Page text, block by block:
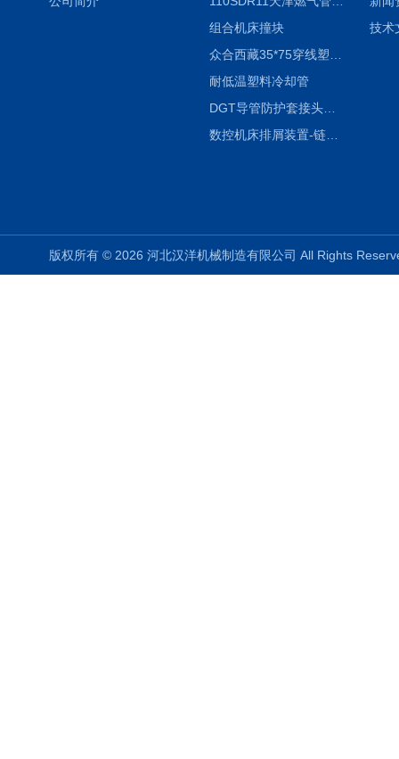
组合机床撞块
耐低温塑料冷却管
DGT导管防护套接头形式与参数
数控机床排屑装置-链板式排屑机
技术
版权所有 © 2026 河北汉洋机械制造有限公司 All Rights